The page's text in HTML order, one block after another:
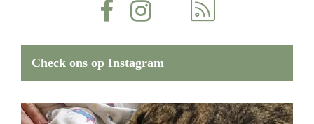
Check ons op Instagram